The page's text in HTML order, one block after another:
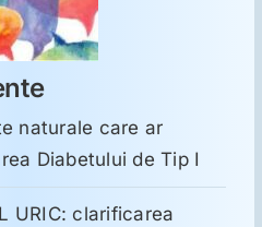
naturale care ar
Diabetului de Tip I
URIC: clarificarea